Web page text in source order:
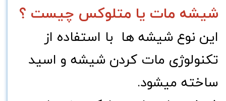
شیشه مات یا متلوکس چیست ؟
این نوع شیشه ها با استفاده از
تکنولوژی مات کردن شیشه و اسید
ساخته میشود.